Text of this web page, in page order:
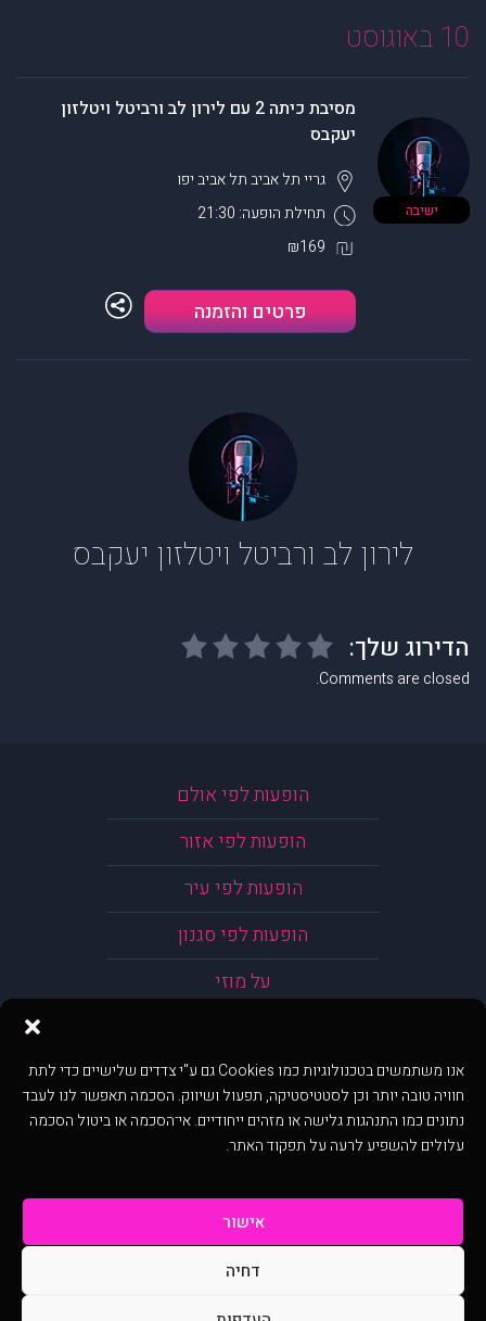
אנו משתמשים בטכנולוגיות כמו Cookies גם ע"י צדדים שלישיים כדי לתת
חוויה טובה יותר וכן לסטטיסטיקה, תפעול ושיווק. הסכמה תאפשר לנו לעבד
נתונים כמו התנהגות גלישה או מזהים ייחודיים. אי־הסכמה או ביטול הסכמה
עלולים להשפיע לרעה על תפקוד האתר.
אישור
דחיה
10 באוגוסט
ישיבה
מסיבת כיתה 2 עם לירון לב ורביטל ויטלזון
יעקבס
תחילת הופעה: 21:30
גריי תל אביבתל אביב יפו
₪169
פרטים והזמנה
לירון לב ורביטל ויטלזון יעקבס
Comments are closed.
הופעות לפי אולם
הופעות לפי אזור
הופעות לפי עיר
הופעות לפי סגנון
על מוזי